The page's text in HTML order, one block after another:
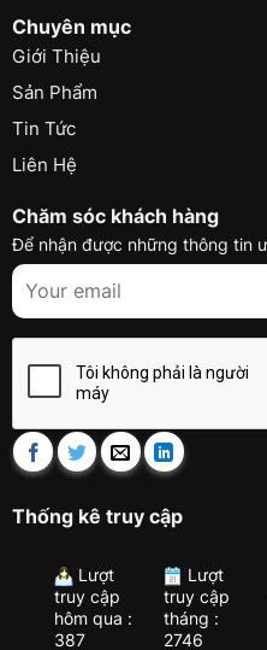
Chuyên mục
Giới Thiệu
Sản Phẩm
Tin Tức
Liên Hệ
Chăm sóc khách hàng
Để nhận được những thông tin
Thống kê truy cập
Lượt
truy cập
hôm qua :
387
Lượt
truy cập
tháng :
2746